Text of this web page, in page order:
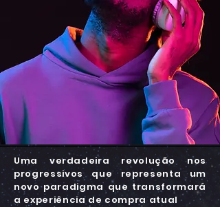
Uma verdadeira revolução nos
progressivos que representa um
novo paradigma que transformará
a experiência de compra atual